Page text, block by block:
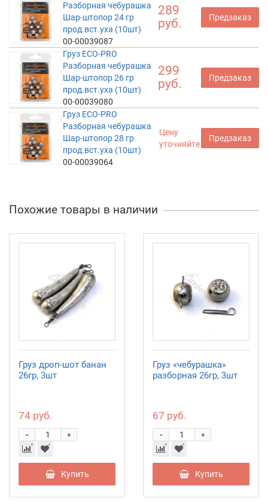
Разборная чебурашка
Шар-штопор 24 гр
прод.вст.уха (10шт)
00-00039087
289
руб.
Предзаказ
Груз ECO-PRO
Разборная чебурашка
Шар-штопор 26 гр
прод.вст.уха (10шт)
00-00039080
299
руб.
Предзаказ
Груз ECO-PRO
Разборная чебурашка
Шар-штопор 28 гр
прод.вст.уха (10шт)
00-00039064
Цену
уточняйте
Предзаказ
Похожие товары в наличии
Груз дроп-шот банан
26гр, 3шт
74 руб.
+
-
Купить
Груз «чебурашка»
разборная 26гр, 3шт
67 руб.
+
-
Купить